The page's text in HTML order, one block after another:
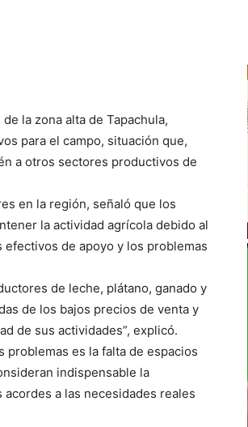
la zona alta de Tapachula,
para el campo, situación que,
a otros sectores productivos de
en la región, señaló que los
la actividad agrícola debido al
de apoyo y los problemas
de leche, plátano, ganado y
de los bajos precios de venta y
de sus actividades”, explicó.
es la falta de espacios
indispensable la
a las necesidades reales